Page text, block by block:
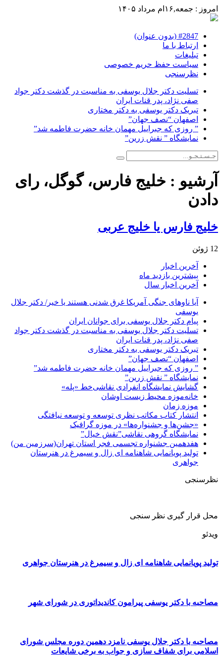
امروز : جمعه,۱۶ام مرداد ۱۴۰۵
#2847 (بدون عنوان)
ارتباط با ما
تبلیغات
سیاست حفظ حریم خصوصی
نظرسنجی
تسلیت دکتر جلال یوسفی به مناسبت در گذشت دکتر جواد
صفی نژاد، پدر قنات ایران
تبریک دکتر یوسفی به دکتر مختاری
اصفهان “نصف جهان”
” روزی که جبراییل مهمان خانه حضرت فاطمه شد”
نمایشگاه ” نقش زرین”
آرشیو : خلیج فارس، گوگل، رای
دادن
خلیج فارس یا خلیج عربی
12 ژوئن
آخرین اخبار
بیشترین بازدید ماه
آخرین اخبار سال
آیا ناوهای جنگی آمریکا غرق شدنی هستند یا خیر/ دکتر جلال
یوسفی
پیام دکتر جلال یوسفی برای جوانان ایران
تسلیت دکتر جلال یوسفی به مناسبت در گذشت دکتر جواد
صفی نژاد، پدر قنات ایران
تبریک دکتر یوسفی به دکتر مختاری
اصفهان “نصف جهان”
” روزی که جبراییل مهمان خانه حضرت فاطمه شد”
نمایشگاه ” نقش زرین”
گشایش نمایشگاه انفرادی نقاشی‌خط «پله»
خانه‌موزه محیط‌ زیست اوشان
موزه زمان
انتشار کتاب مکاتب نظری توسعه و توسعه نیافتگی
«جشن‌ها و جشنواره‌ها» در موزه گرافیک
نمایشگاه گروهی نقاشی”نقش خیال”
هفدهمین جشنواره تجسمی فجر استان تهران(سرزمین من)
تولید پویانمایی شاهنامه ای زال و سیمرغ در هنرستان
جواهری
نظرسنجی
محل قرار گیری نظر سنجی
ویدئو
تولید پویانمایی شاهنامه ای زال و سیمرغ در هنرستان جواهری
مصاحبه با دکتر یوسفی پیرامون کاندیداتوری در شورای شهر
مصاحبه با دکتر جلال یوسفی نامزد دهمین دوره مجلس شورای
اسلامی برای شفاف سازی و جواب به برخی شایعات